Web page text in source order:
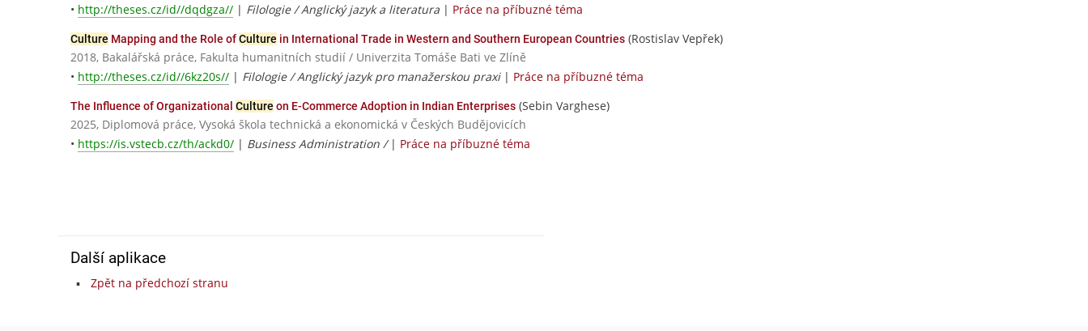
• http://theses.cz/id//dqdgza// | Filologie / Anglický jazyk a literatura | Práce na příbuzné téma
Culture Mapping and the Role ofCulture in International Trade in Western and Southern European Countries (Rostislav Vepřek)
2018, Bakalářská práce, Fakulta humanitních studií / Univerzita Tomáše Bati ve Zlíně
• http://theses.cz/id//6kz20s// | Filologie / Anglický jazyk pro manažerskou praxi| Práce na příbuzné téma
The Influence of Organizational Culture on E-Commerce Adoption in Indian Enterprises (Sebin Varghese)
2025, Diplomová práce, Vysoká škola technická a ekonomická v Českých Budějovicích
• https://is.vstecb.cz/th/ackd0/ | Business Administration / | Práce na příbuzné téma
Další aplikace
Zpět na předchozí stranu